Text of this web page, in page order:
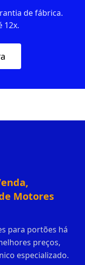
de fábrica.
12x.
Motores
para portões há
preços,
especializado.